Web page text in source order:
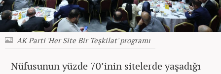
AK Parti 'Her Site Bir Teşkilat' programı
Nüfusunun yüzde 70’inin sitelerde yaşadığı